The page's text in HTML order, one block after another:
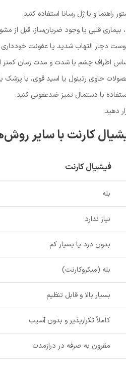
راهنما و با ژل رسانا استفاده کنید.
بیماری قلبی یا وجود ضربان‌ساز، قبل
پوست دچار التهاب شدید یا عفونت
اطراف چشم با شدت و مدت زمان کمتر
حاوی رتینول یا اسید قوی، با
با دستمال تمیز ضدعفونی کنید.
دهید.
کارنت با سایر
فیشیال کارنت
بله
نیاز ندارد
بدون درد یا بسیار کم
بله (میکروکارنت)
بسیار بالا و قابل تنظیم
کاملاً تکرارپذیر و بدون آسیب
مقرون به صرفه در درازمدت